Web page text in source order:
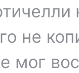
не
мог